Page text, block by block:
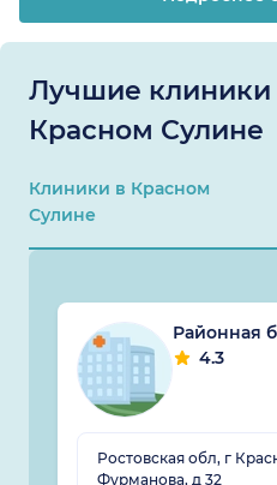
Лучшие клиники
Красном Сулине
Клиники в Красном
Сулине
Районная
4.3
Ростовская обл, г
Фурманова, д 32